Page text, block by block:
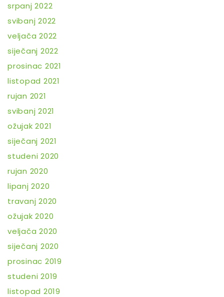
srpanj 2022
svibanj 2022
veljača 2022
siječanj 2022
prosinac 2021
listopad 2021
rujan 2021
svibanj 2021
ožujak 2021
siječanj 2021
studeni 2020
rujan 2020
lipanj 2020
travanj 2020
ožujak 2020
veljača 2020
siječanj 2020
prosinac 2019
studeni 2019
listopad 2019